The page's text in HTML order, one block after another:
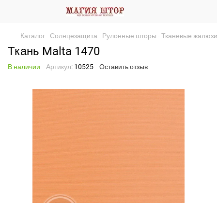
Каталог Солнцезащита Рулонные шторы - Тканевые жалюзи
Ткань Malta 1470
В наличии Артикул: 10525 Оставить отзыв